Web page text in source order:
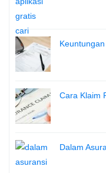
Cara Klaim
Dalam